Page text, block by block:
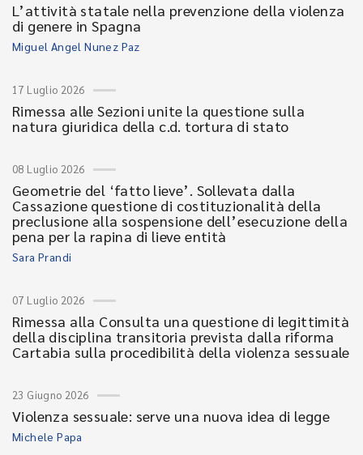
L’attività statale nella prevenzione della violenza
di genere in Spagna
Miguel Angel Nunez Paz
17 Luglio 2026
Rimessa alle Sezioni unite la questione sulla
natura giuridica della c.d. tortura di stato
08 Luglio 2026
Geometrie del ‘fatto lieve’. Sollevata dalla
Cassazione questione di costituzionalità della
preclusione alla sospensione dell’esecuzione della
pena per la rapina di lieve entità
Sara Prandi
07 Luglio 2026
Rimessa alla Consulta una questione di legittimità
della disciplina transitoria prevista dalla riforma
Cartabia sulla procedibilità della violenza sessuale
23 Giugno 2026
Violenza sessuale: serve una nuova idea di legge
Michele Papa